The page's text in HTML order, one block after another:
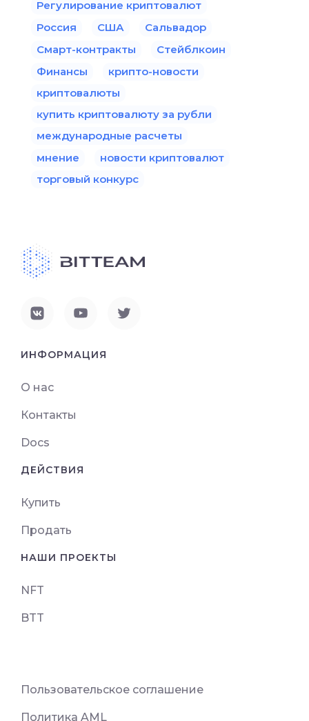
Регулирование криптовалют
Россия
США
Сальвадор
Смарт-контракты
Стейблкоин
Финансы
крипто-новости
криптовалюты
купить криптовалюту за рубли
международные расчеты
мнение
новости криптовалют
торговый конкурс
ИНФОРМАЦИЯ
О нас
Контакты
Docs
ДЕЙСТВИЯ
Купить
Продать
НАШИ ПРОЕКТЫ
NFT
BTT
Пользовательское соглашение
Политика AML